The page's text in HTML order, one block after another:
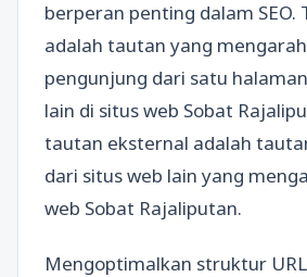
berperan penting dalam SEO.
adalah tautan yang
pengunjung dari satu
lain di situs web Sobat
tautan eksternal adalah
dari situs web lain yang
web Sobat Rajaliputan.
Mengoptimalkan struktur